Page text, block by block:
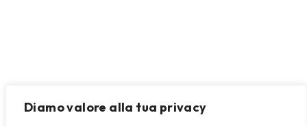
Diamo valore alla tua privacy